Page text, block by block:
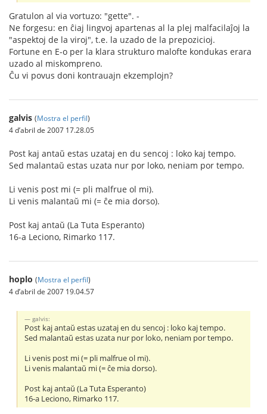
Gratulon al via vortuzo: "gette". -
Ne forgesu: en ĉiaj lingvoj apartenas al la plej malfacilaĵoj la
"aspektoj de la viroj", t.e. la uzado de la prepozicioj.
Fortune en E-o per la klara strukturo malofte kondukas erara
uzado al miskompreno.
Ĉu vi povus doni kontrauajn ekzemplojn?
galvis (Mostra el perfil)
4 d’abril de 2007 17.28.05
Post kaj antaŭ estas uzataj en du sencoj : loko kaj tempo.
Sed malantaŭ estas uzata nur por loko, neniam por tempo.
Li venis post mi (= pli malfrue ol mi).
Li venis malantaŭ mi (= ĉe mia dorso).
Post kaj antaŭ (La Tuta Esperanto)
16-a Leciono, Rimarko 117.
hoplo (Mostra el perfil)
4 d’abril de 2007 19.04.57
galvis:
Post kaj antaŭ estas uzataj en du sencoj : loko kaj tempo.
Sed malantaŭ estas uzata nur por loko, neniam por tempo.
Li venis post mi (= pli malfrue ol mi).
Li venis malantaŭ mi (= ĉe mia dorso).
Post kaj antaŭ (La Tuta Esperanto)
16-a Leciono, Rimarko 117.